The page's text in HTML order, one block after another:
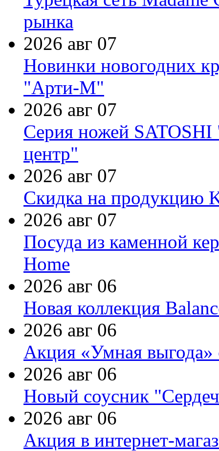
рынка
2026 авг 07
Новинки новогодних
"Арти-М"
2026 авг 07
Серия ножей
центр"
2026 авг 07
Скидка на продукцию
2026 авг 07
Посуда из каменной
Home
2026 авг 06
Новая коллекция
2026 авг 06
Акция «Умная выгода»
2026 авг 06
Новый соусник
2026 авг 06
Акция в интернет-